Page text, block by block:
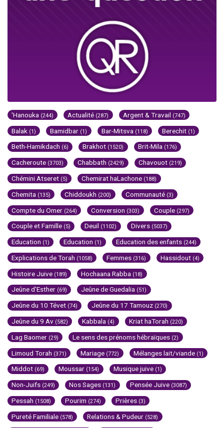
'Hanouka (244) Actualité (287) Argent & Travail (747)
Balak (1) Bamidbar (1) Bar-Mitsva (118) Berechit (1)
Beth-Hamikdach (6) Brakhot (1520) Brit-Mila (176)
Cacheroute (3703) Chabbath (2429) Chavouot (219)
Chémini Atseret (5) Chemirat haLachone (188)
Chemita (135) Chiddoukh (200) Communauté (3)
Compte du Omer (264) Conversion (303) Couple (297)
Couple et Famille (5) Deuil (1102) Divers (5037)
Education (1) Education (1) Education des enfants (244)
Explications de Torah (1058) Femmes (316) Hassidout (4)
Histoire Juive (189) Hochaana Rabba (18)
Jeûne d'Esther (69) Jeûne de Guedalia (51)
Jeûne du 10 Tévet (74) Jeûne du 17 Tamouz (270)
Jeûne du 9 Av (582) Kabbala (4) Kriat haTorah (220)
Lag Baomer (29) Le sens des prénoms hébraïques (2)
Limoud Torah (371) Mariage (772) Mélanges lait/viande (1)
Middot (69) Moussar (154) Musique juive (1)
Non-Juifs (249) Nos Sages (131) Pensée Juive (3087)
Pessah (1508) Pourim (274) Prières (3)
Pureté Familiale (578) Relations & Pudeur (528)